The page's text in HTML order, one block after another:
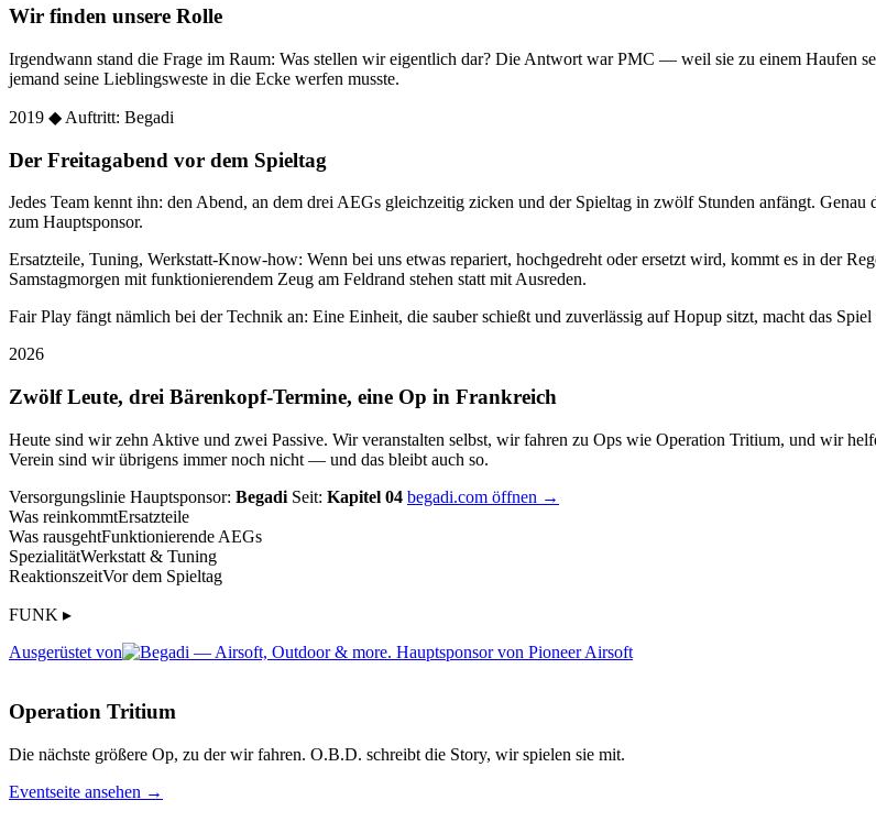
Wir finden unsere Rolle
Irgendwann stand die Frage im Raum: Was stellen wir eigentlich dar? Die Antwort war PMC — weil sie zu einem Haufen
jemand seine Lieblingsweste in die Ecke werfen musste.
2019 ◆ Auftritt: Begadi
Der Freitagabend vor dem Spieltag
Jedes Team kennt ihn: den Abend, an dem drei AEGs gleichzeitig zicken und der Spieltag in zwölf Stunden anfängt. Genau
zum Hauptsponsor.
Ersatzteile, Tuning, Werkstatt-Know-how: Wenn bei uns etwas repariert, hochgedreht oder ersetzt wird, kommt es in der
Samstagmorgen mit funktionierendem Zeug am Feldrand stehen statt mit Ausreden.
Fair Play fängt nämlich bei der Technik an: Eine Einheit, die sauber schießt und zuverlässig auf Hopup sitzt, macht das
2026
Zwölf Leute, drei Bärenkopf-Termine, eine Op in Frankreich
Heute sind wir zehn Aktive und zwei Passive. Wir veranstalten selbst, wir fahren zu Ops wie Operation Tritium, und wir
Verein sind wir übrigens immer noch nicht — und das bleibt auch so.
Versorgungslinie Hauptsponsor: Begadi Seit: Kapitel 04 begadi.com öffnen →
Was reinkommtErsatzteile
Was rausgehtFunktionierende AEGs
SpezialitätWerkstatt & Tuning
ReaktionszeitVor dem Spieltag
FUNK ▸
Ausgerüstet von
Operation Tritium
Die nächste größere Op, zu der wir fahren. O.B.D. schreibt die Story, wir spielen sie mit.
Eventseite ansehen →